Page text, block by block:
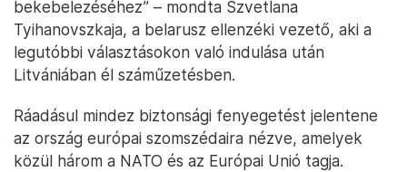
bekebelezéséhez” – mondta Szvetlana
Tyihanovszkaja, a belarusz ellenzéki vezető, aki a
legutóbbi választásokon való indulása után
Litvániában él száműzetésben.
Ráadásul mindez biztonsági fenyegetést jelentene
az ország európai szomszédaira nézve, amelyek
közül három a NATO és az Európai Unió tagja.